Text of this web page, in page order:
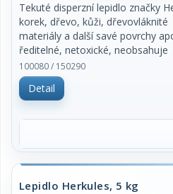
Tekuté disperzní lepidlo značky
korek, dřevo, kůži, dřevovláknité
materiály a další savé povrchy
ředitelné, netoxické, neobsahuje
rozpouštědla, doba zasychání 15
kanceláří a škol i pro
modeláře. Obsah 30 g. Cena za
100080 / 150290
Detail
Lepidlo Herkules, 5 kg